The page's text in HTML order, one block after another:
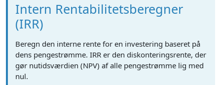
Intern Rentabilitetsberegner
(IRR)
Beregn den interne rente for en investering baseret på
dens pengestrømme. IRR er den diskonteringsrente, der
gør nutidsværdien (NPV) af alle pengestrømme lig med
nul.